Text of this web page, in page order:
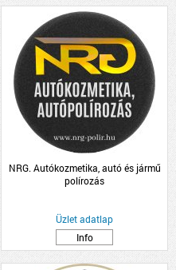
NRG. Autókozmetika, autó és jármű
polírozás
Üzlet adatlap
Info